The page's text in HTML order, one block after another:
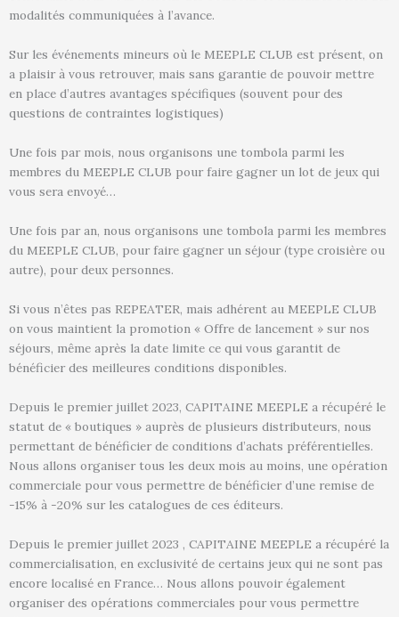
modalités communiquées à l’avance.
Sur les événements mineurs où le MEEPLE CLUB est présent, on
a plaisir à vous retrouver, mais sans garantie de pouvoir mettre
en place d’autres avantages spécifiques (souvent pour des
questions de contraintes logistiques)
Une fois par mois, nous organisons une tombola parmi les
membres du MEEPLE CLUB pour faire gagner un lot de jeux qui
vous sera envoyé…
Une fois par an, nous organisons une tombola parmi les membres
du MEEPLE CLUB, pour faire gagner un séjour (type croisière ou
autre), pour deux personnes.
Si vous n’êtes pas REPEATER, mais adhérent au MEEPLE CLUB
on vous maintient la promotion « Offre de lancement » sur nos
séjours, même après la date limite ce qui vous garantit de
bénéficier des meilleures conditions disponibles.
Depuis le premier juillet 2023, CAPITAINE MEEPLE a récupéré le
statut de « boutiques » auprès de plusieurs distributeurs, nous
permettant de bénéficier de conditions d’achats préférentielles.
Nous allons organiser tous les deux mois au moins, une opération
commerciale pour vous permettre de bénéficier d’une remise de
-15% à -20% sur les catalogues de ces éditeurs.
Depuis le premier juillet 2023 , CAPITAINE MEEPLE a récupéré la
commercialisation, en exclusivité de certains jeux qui ne sont pas
encore localisé en France… Nous allons pouvoir également
organiser des opérations commerciales pour vous permettre